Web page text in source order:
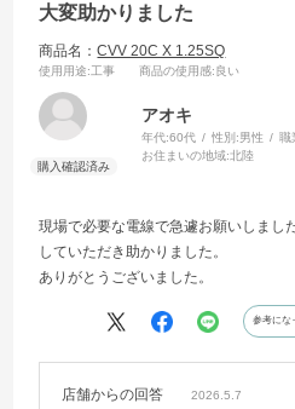
大変助かりました
商品名：CVV 20C X 1.25SQ
使用用途:工事 商品の使用感:良い
アオキ
年代:60代 性別:男性 職
お住まいの地域:北陸
現場で必要な電線で急遽お願いしまし
していただき助かりました。
ありがとうございました。
参考にな
店舗からの回答 2026.5.7